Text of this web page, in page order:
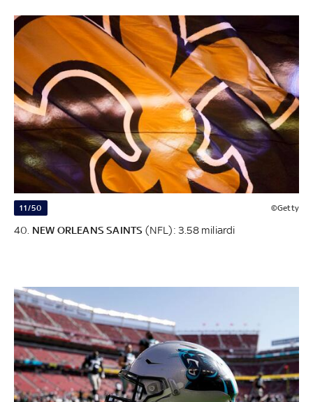
11/50 ©Getty
40. NEW ORLEANS SAINTS (NFL): 3.58 miliardi